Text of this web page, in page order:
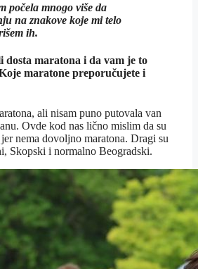
počela mnogo više da
na znakove koje mi telo
ih.
dosta maratona i da vam je to
maratone preporučujete i
ali nisam puno putovala van
Ovde kod nas lično mislim da su
nema dovoljno maratona. Dragi su
Skopski i normalno Beogradski.